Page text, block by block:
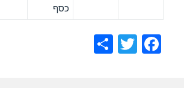
כסף
F
T